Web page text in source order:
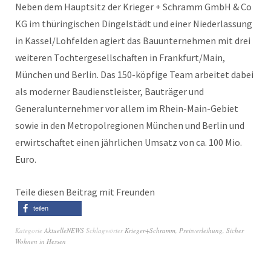
Neben dem Hauptsitz der Krieger + Schramm GmbH & Co
KG im thüringischen Dingelstädt und einer Niederlassung
in Kassel/Lohfelden agiert das Bauunternehmen mit drei
weiteren Tochtergesellschaften in Frankfurt/Main,
München und Berlin. Das 150-köpfige Team arbeitet dabei
als moderner Baudienstleister, Bauträger und
Generalunternehmer vor allem im Rhein-Main-Gebiet
sowie in den Metropolregionen München und Berlin und
erwirtschaftet einen jährlichen Umsatz von ca. 100 Mio.
Euro.
Teile diesen Beitrag mit Freunden
teilen
Kategorie AktuelleNEWS SchlagwörterKrieger+Schramm, Preisverleihung, Sicher
Wohnen in Hessen